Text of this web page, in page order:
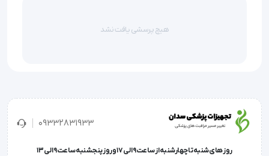
  قبل از استفاده از سنگ داغ برای طراوت و شادابی
شخص ماساژ گیرنده از این سنگ استفاده می شود.
هیچ پرسشی یافت نشد
09332831933
روز های شنبه تا چهارشنبه از ساعت 9 الی 17 و روز پنجشنبه ساعت 9 الی 13